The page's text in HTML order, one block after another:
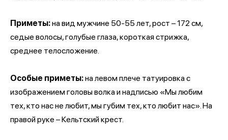
Приметы:на вид мужчине 50-55 лет, рост – 172 см,
седые волосы, голубые глаза, короткая стрижка,
среднее телосложение.
Особые приметы:на левом плече татуировка с
изображением головы волка и надписью «Мы любим
тех, кто нас не любит, мы губим тех, кто любит нас». На
правой руке – Кельтский крест.